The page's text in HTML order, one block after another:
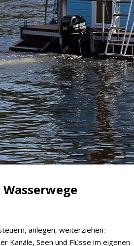
anlegen, weiterziehen:
Kanäle, Seen und Flüsse im eigenen